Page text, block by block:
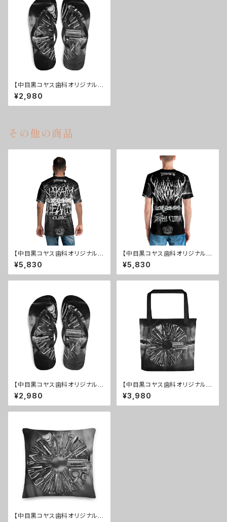
【中目黒コヤス歯科オリジナル】
ビーチサンダル
¥2,980
その他の商品
【中目黒コヤス歯科オリジナル】
メンズTシャツ Ver.01
¥5,830
【中目黒コヤス歯科オリジナル】
メンズTシャツ ver.2.0
¥5,830
【中目黒コヤス歯科オリジナル】
ビーチサンダル
¥2,980
【中目黒コヤス歯科オリジナル】
トートバック
¥3,980
【中目黒コヤス歯科オリジナル】